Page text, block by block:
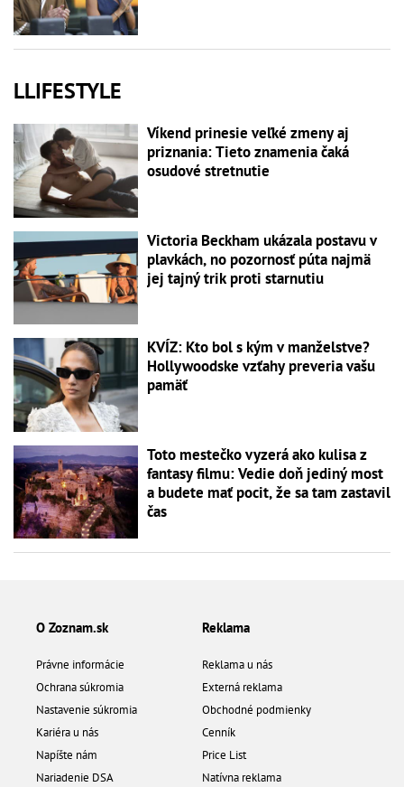
LLIFESTYLE
Víkend prinesie veľké zmeny aj
priznania: Tieto znamenia čaká
osudové stretnutie
Victoria Beckham ukázala postavu v
plavkách, no pozornosť púta najmä
jej tajný trik proti starnutiu
KVÍZ: Kto bol s kým v manželstve?
Hollywoodske vzťahy preveria vašu
pamäť
Toto mestečko vyzerá ako kulisa z
fantasy filmu: Vedie doň jediný most
a budete mať pocit, že sa tam zastavil
čas
O Zoznam.sk
Právne informácie
Ochrana súkromia
Nastavenie súkromia
Kariéra u nás
Napíšte nám
Nariadenie DSA
Reklama
Reklama u nás
Externá reklama
Obchodné podmienky
Cenník
Price List
Natívna reklama